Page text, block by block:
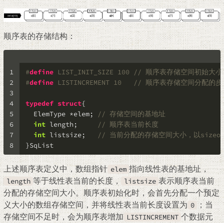
顺序表的存储结构：
1
2
3
4
5
6
7
8
#define LIST_INIT_SIZE 100
// 顺序表存储空间初始大小
#define LISTINCREMENT 10 // 顺序表存储空间分配的步
typedef struct{
  ElemType *elem;
// 存储空间的基地址
int length;
// 顺序表当前长度
int listsize;
// 当前分配的存储空间大小，以
}SqList
上述顺序表定义中，数组指针 elem 指向线性表的基地址，
length 等于线性表当前的长度， listsize 表示顺序表当前
分配的存储空间大小。顺序表初始化时，会首先分配一个预定
义大小的数组存储空间，并将线性表当前长度设置为 0 ；当
存储空间不足时，会为顺序表增加 LISTINCREMENT 个数据元